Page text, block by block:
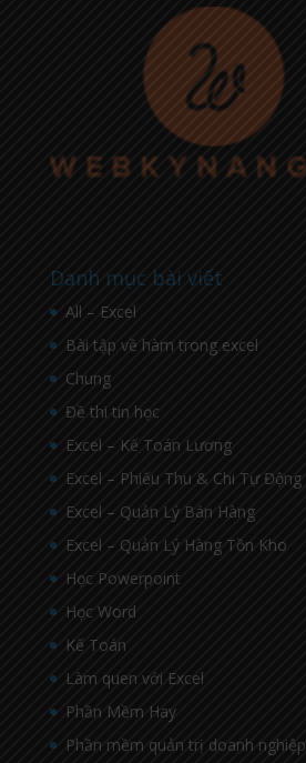
Danh mục bài viết
All – Excel
Bài tập về hàm trong excel
Chung
Đề thi tin học
Excel – Kế Toán Lương
Excel – Phiếu Thu & Chi Tự Động
Excel – Quản Lý Bán Hàng
Excel – Quản Lý Hàng Tồn Kho
Học Powerpoint
Học Word
Kế Toán
Làm quen với Excel
Phần Mềm Hay
Phần mềm quản trị doanh nghiệp